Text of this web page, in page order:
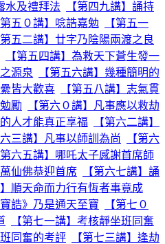
水及禮拜法
【第四九講】誦持
第五０講】唸誥嘉勉
【第五一
第五二講】廿字乃陰陽兩渡之良
【第五四講】為救天下蒼生發一
源泉
【第五六講】幾種簡明的
皆大歡喜
【第五八講】志氣貫
勵
【第六０講】凡事應以救劫
人才能真正享福
【第六二講】
六三講】凡事以師訓為尚
【第六
第六五講】哪吒太子感謝首席師
仙佛恭迎首席
【第六七講】誦
】順天命而力行有恆者事竟成
誥》乃是通天至寶
【第七０
【第七一講】考核靜坐班同奮
同奮的考評
【第七三講】逢劫